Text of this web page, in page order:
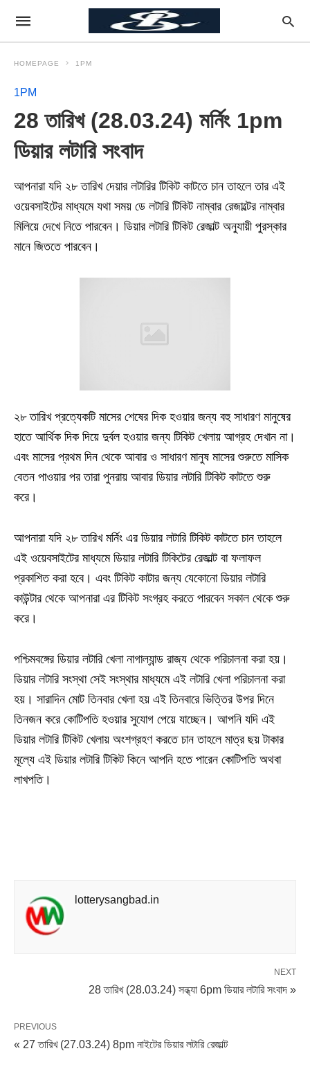
HOMEPAGE 1PM
1PM
28 তারিখ (28.03.24) মর্নিং 1pm
ডিয়ার লটারি সংবাদ
আপনারা যদি ২৮ তারিখ দেয়ার লটারির টিকিট কাটতে চান তাহলে তার এই
ওয়েবসাইটের মাধ্যমে যথা সময় ডে লটারি টিকিট নাম্বার রেজাল্টের নাম্বার
মিলিয়ে দেখে নিতে পারবেন। ডিয়ার লটারি টিকিট রেজাল্ট অনুযায়ী পুরস্কার
মানে জিততে পারবেন।
২৮ তারিখ প্রত্যেকটি মাসের শেষের দিক হওয়ার জন্য বহু সাধারণ মানুষের
হাতে আর্থিক দিক দিয়ে দুর্বল হওয়ার জন্য টিকিট খেলায় আগ্রহ দেখান না।
এবং মাসের প্রথম দিন থেকে আবার ও সাধারণ মানুষ মাসের শুরুতে মাসিক
বেতন পাওয়ার পর তারা পুনরায় আবার ডিয়ার লটারি টিকিট কাটতে শুরু
করে।
আপনারা যদি ২৮ তারিখ মর্নিং এর ডিয়ার লটারি টিকিট কাটতে চান তাহলে
এই ওয়েবসাইটের মাধ্যমে ডিয়ার লটারি টিকিটের রেজাল্ট বা ফলাফল
প্রকাশিত করা হবে। এবং টিকিট কাটার জন্য যেকোনো ডিয়ার লটারি
কাউন্টার থেকে আপনারা এর টিকিট সংগ্রহ করতে পারবেন সকাল থেকে শুরু
করে।
পশ্চিমবঙ্গের ডিয়ার লটারি খেলা নাগাল্যান্ড রাজ্য থেকে পরিচালনা করা হয়।
ডিয়ার লটারি সংস্থা সেই সংস্থার মাধ্যমে এই লটারি খেলা পরিচালনা করা
হয়। সারাদিন মোট তিনবার খেলা হয় এই তিনবারে ভিত্তির উপর দিনে
তিনজন করে কোটিপতি হওয়ার সুযোগ পেয়ে যাচ্ছেন। আপনি যদি এই
ডিয়ার লটারি টিকিট খেলায় অংশগ্রহণ করতে চান তাহলে মাত্র ছয় টাকার
মূল্যে এই ডিয়ার লটারি টিকিট কিনে আপনি হতে পারেন কোটিপতি অথবা
লাখপতি।
lotterysangbad.in
NEXT
28 তারিখ (28.03.24) সন্ধ্যা 6pm ডিয়ার লটারি সংবাদ »
PREVIOUS
« 27 তারিখ (27.03.24) 8pm নাইটের ডিয়ার লটারি রেজাল্ট